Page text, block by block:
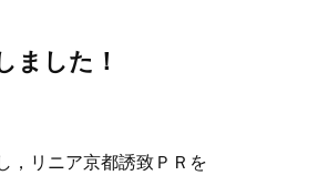
ました！
，リニア京都誘致ＰＲを